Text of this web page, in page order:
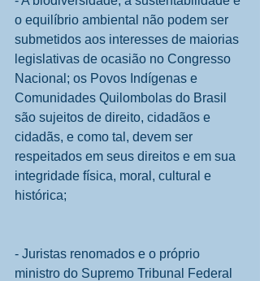
o equilíbrio ambiental não podem ser
submetidos aos interesses de maiorias
legislativas de ocasião no Congresso
Nacional; os Povos Indígenas e
Comunidades Quilombolas do Brasil
são sujeitos de direito, cidadãos e
cidadãs, e como tal, devem ser
respeitados em seus direitos e em sua
integridade física, moral, cultural e
histórica;
- Juristas renomados e o próprio
ministro do Supremo Tribunal Federal